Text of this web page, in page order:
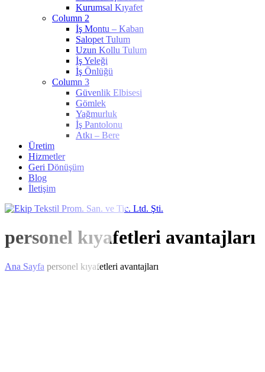
Kurumsal Kıyafet
Column 2
İş Montu – Kaban
Salopet Tulum
Uzun Kollu Tulum
İş Yeleği
İş Önlüğü
Column 3
Güvenlik Elbisesi
Gömlek
Yağmurluk
İş Pantolonu
Atkı – Bere
Üretim
Hizmetler
Geri Dönüşüm
Blog
İletişim
personel kıyafetleri avantajları
Ana Sayfa personel kıyafetleri avantajları